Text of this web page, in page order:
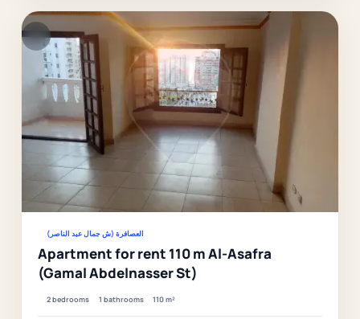
العصافرة (ش جمال عبد الناصر)
Apartment for rent 110 m Al-Asafra
(Gamal Abdelnasser St)
2 bedrooms 1 bathrooms 110 m²